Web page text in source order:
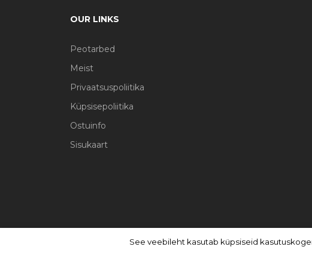
OUR LINKS
Peotarbed
Meist
Privaatsuspoliitika
Küpsisepoliitika
Ostuinfo
Sisukaart
See veebileht kasutab küpsiseid